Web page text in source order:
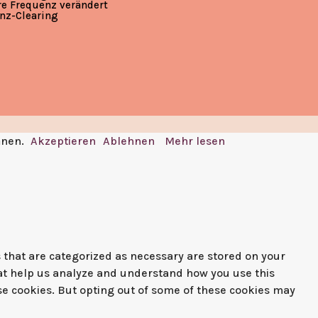
Frequenz verändert
Clearing
Akzeptieren Ablehnen
Mehr lesen
are categorized as necessary are stored on your
help us analyze and understand how you use this
cookies. But opting out of some of these cookies may